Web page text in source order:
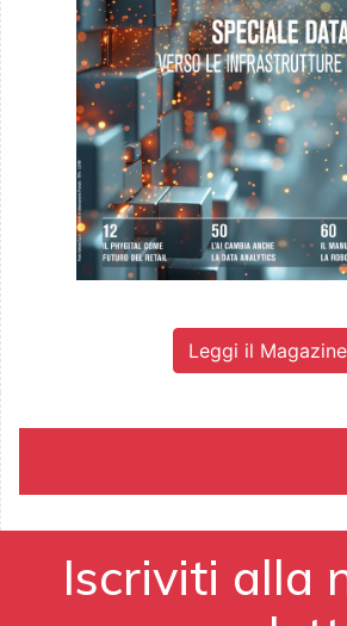
Leggi il Magazine
Iscriviti alla